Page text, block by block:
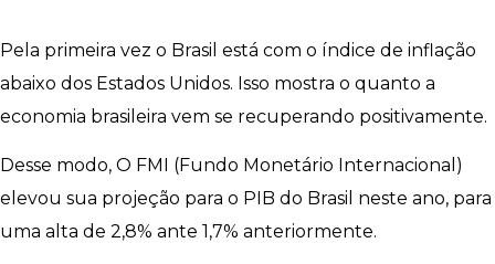
Pela primeira vez o Brasil está com o índice de inflação
abaixo dos Estados Unidos. Isso mostra o quanto a
economia brasileira vem se recuperando positivamente.
Desse modo, O FMI (Fundo Monetário Internacional)
elevou sua projeção para o PIB do Brasil neste ano, para
uma alta de 2,8% ante 1,7% anteriormente.